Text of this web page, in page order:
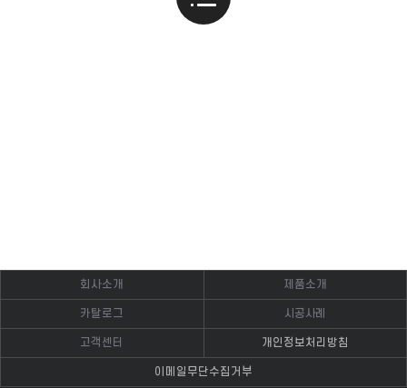
회사소개 제품소개
카탈로그 시공사례
고객센터 개인정보처리방침
이메일무단수집거부